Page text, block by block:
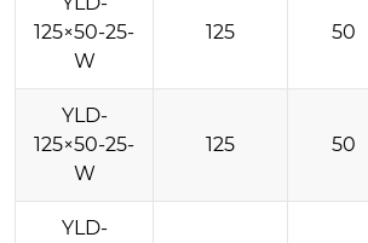
125×50-25-
W
125 50
YLD-
125×50-25-
W
125 50
YLD-